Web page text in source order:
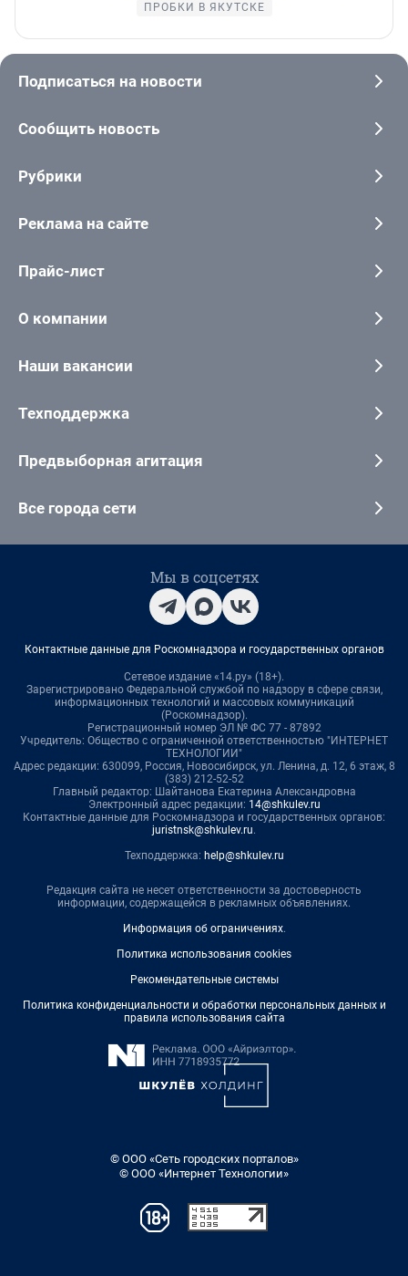
ПРОБКИ В ЯКУТСКЕ
Подписаться на новости
Сообщить новость
Рубрики
Реклама на сайте
Прайс-лист
О компании
Наши вакансии
Техподдержка
Предвыборная агитация
Все города сети
Мы в соцсетях
Контактные данные для Роскомнадзора и государственных органов
Сетевое издание «14.ру» (18+).
Зарегистрировано Федеральной службой по надзору в сфере связи,
информационных технологий и массовых коммуникаций
(Роскомнадзор).
Регистрационный номер ЭЛ № ФС 77 - 87892
Учредитель: Общество с ограниченной ответственностью "ИНТЕРНЕТ
ТЕХНОЛОГИИ"
Адрес редакции: 630099, Россия, Новосибирск, ул. Ленина, д. 12, 6 этаж, 8
(383) 212-52-52
Главный редактор: Шайтанова Екатерина Александровна
Электронный адрес редакции: 14@shkulev.ru
Контактные данные для Роскомнадзора и государственных органов:
juristnsk@shkulev.ru.
Техподдержка: help@shkulev.ru
Редакция сайта не несет ответственности за достоверность
информации, содержащейся в рекламных объявлениях.
Информация об ограничениях.
Политика использования cookies
Рекомендательные системы
Политика конфиденциальности и обработки персональных данных и
правила использования сайта
© ООО «Сеть городских порталов»
© ООО «Интернет Технологии»